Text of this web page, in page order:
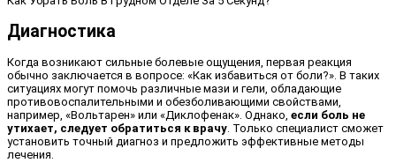
Диагностика
Когда возникают сильные болевые ощущения, первая реакция
обычно заключается в вопросе: «Как избавиться от боли?». В таких
ситуациях могут помочь различные мази и гели, обладающие
противовоспалительными и обезболивающими свойствами,
например, «Вольтарен» или «Диклофенак». Однако, если боль не
утихает, следует обратиться к врачу. Только специалист сможет
установить точный диагноз и предложить эффективные методы
лечения.